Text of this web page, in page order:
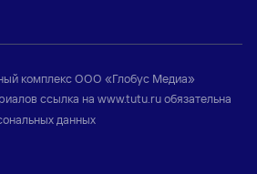
комплексООО «Глобус Медиа»
ссылка на www.tutu.ruобязательна
данных